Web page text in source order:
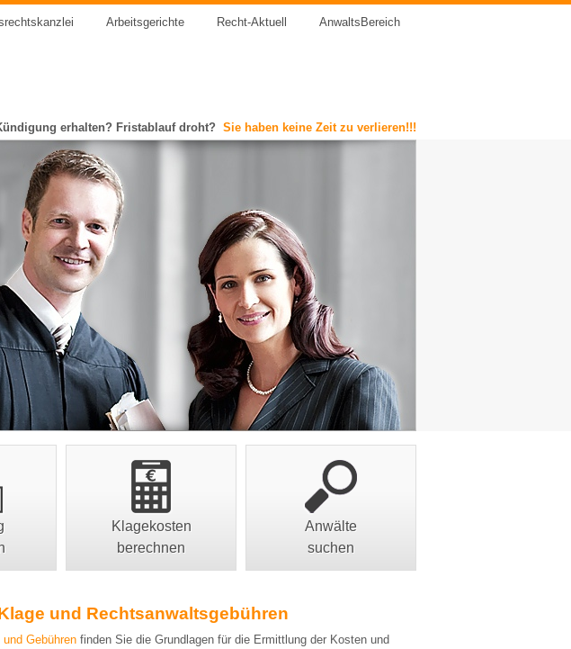
Arbeitsgerichte Recht-Aktuell AnwaltsBereich
erhalten? Fristablauf droht? Sie haben keine Zeit zu verlieren!!!
Klagekosten
berechnen
Anwälte
suchen
und Rechtsanwaltsgebühren
Gebühren finden Sie die Grundlagen für die Ermittlung der Kosten und